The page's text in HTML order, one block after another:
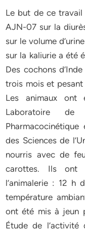
Le but de ce travail
AJN-07 sur la
sur le volume
sur la kaliurie a été
Des cochons
trois mois et
Les animaux ont
Laboratoire de
des Sciences de
nourris avec de
carottes. Ils ont
l’animalerie : 12 h
température
ont été mis à jeun
Étude de